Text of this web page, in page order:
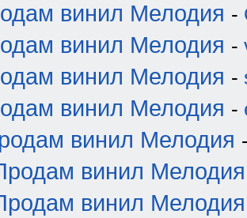
винил Мелодия -
винил Мелодия -
винил Мелодия -
винил Мелодия -
винил Мелодия
винил Мелодия
винил Мелодия